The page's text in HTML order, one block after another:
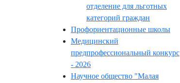
отделение для льготных
категорий граждан
Профориентационные школы
Медицинский
предпрофессиональный конкурс
- 2026
Научное общество "Малая